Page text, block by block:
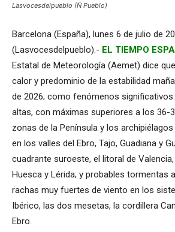
Lasvocesdelpueblo (Ñ Pueblo)
Barcelona (España), lunes 6 de julio de
(Lasvocesdelpueblo).- EL TIEMPO
Estatal de Meteorología (Aemet) dice
calor y predominio de la estabilidad
de 2026; como fenómenos
altas, con máximas superiores a los 36-
zonas de la Península y los
en los valles del Ebro, Tajo, Guadiana y
cuadrante suroeste, el litoral de
Huesca y Lérida; y probables tormentas
rachas muy fuertes de viento en los
Ibérico, las dos mesetas, la cordillera
Ebro.